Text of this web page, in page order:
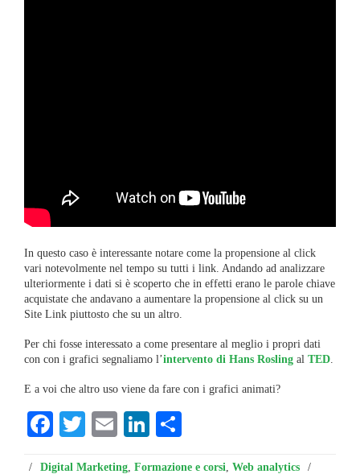
In questo caso è interessante notare come la propensione al click
vari notevolmente nel tempo su tutti i link. Andando ad analizzare
ulteriormente i dati si è scoperto che in effetti erano le parole chiave
acquistate che andavano a aumentare la propensione al click su un
Site Link piuttosto che su un altro.
Per chi fosse interessato a come presentare al meglio i propri dati
con con i grafici segnaliamo l’intervento di Hans Rosling al TED
E a voi che altro uso viene da fare con i grafici animati?
Facebook
Twitter
EmailLinkedIn
/ Digital Marketing Formazione e corsi Web analytics
/